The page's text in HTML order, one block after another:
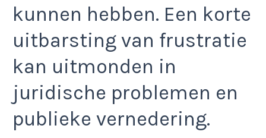
kunnen hebben. Een korte
uitbarsting van frustratie
kan uitmonden in
juridische problemen en
publieke vernedering.